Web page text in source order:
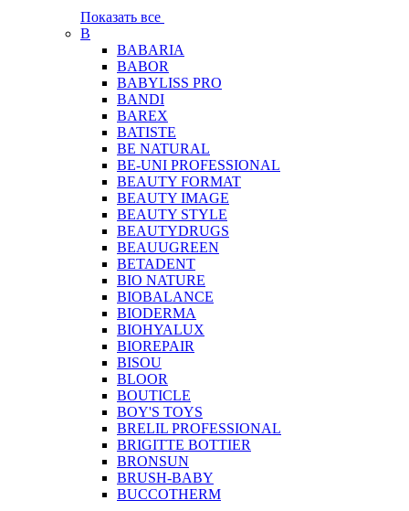
Показать все
B
BABARIA
BABOR
BABYLISS PRO
BANDI
BAREX
BATISTE
BE NATURAL
BE-UNI PROFESSIONAL
BEAUTY FORMAT
BEAUTY IMAGE
BEAUTY STYLE
BEAUTYDRUGS
BEAUUGREEN
BETADENT
BIO NATURE
BIOBALANCE
BIODERMA
BIOHYALUX
BIOREPAIR
BISOU
BLOOR
BOUTICLE
BOY'S TOYS
BRELIL PROFESSIONAL
BRIGITTE BOTTIER
BRONSUN
BRUSH-BABY
BUCCOTHERM